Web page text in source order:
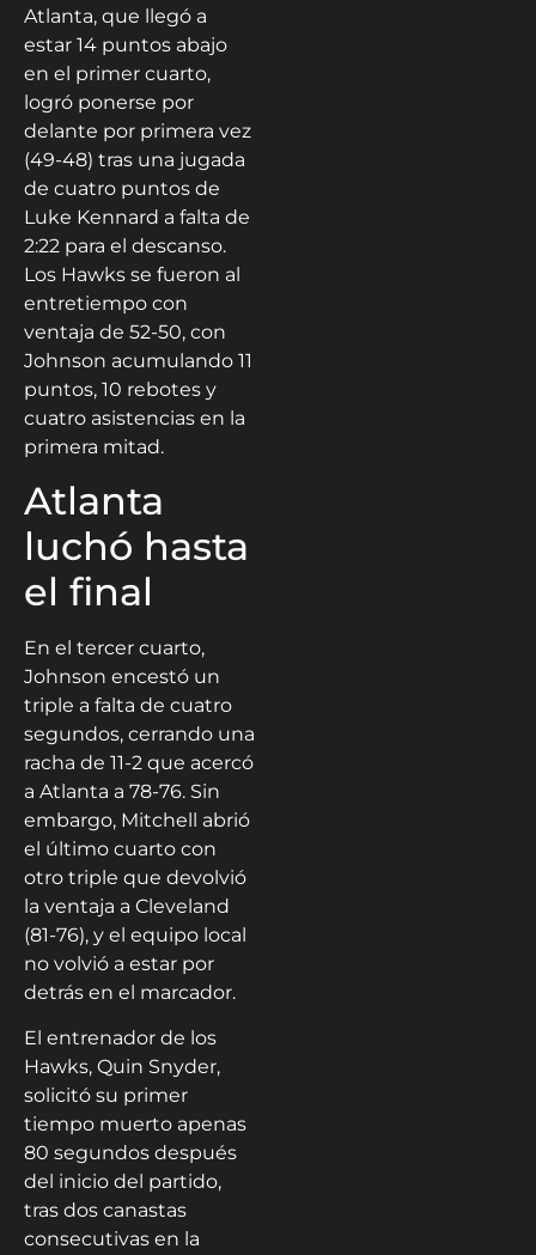
Atlanta, que llegó a
estar 14 puntos abajo
en el primer cuarto,
logró ponerse por
delante por primera vez
(49-48) tras una jugada
de cuatro puntos de
Luke Kennard a falta de
2:22 para el descanso.
Los Hawks se fueron al
entretiempo con
ventaja de 52-50, con
Johnson acumulando 11
puntos, 10 rebotes y
cuatro asistencias en la
primera mitad.
Atlanta
luchó hasta
el final
En el tercer cuarto,
Johnson encestó un
triple a falta de cuatro
segundos, cerrando una
racha de 11-2 que acercó
a Atlanta a 78-76. Sin
embargo, Mitchell abrió
el último cuarto con
otro triple que devolvió
la ventaja a Cleveland
(81-76), y el equipo local
no volvió a estar por
detrás en el marcador.
El entrenador de los
Hawks, Quin Snyder,
solicitó su primer
tiempo muerto apenas
80 segundos después
del inicio del partido,
tras dos canastas
consecutivas en la